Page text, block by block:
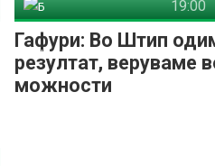
Гафури: Во Штип
резултат, веруваме
можности
19:00